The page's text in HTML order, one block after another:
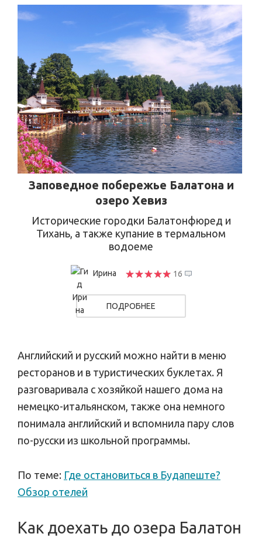
Заповедное побережье Балатона и
озеро Хевиз
Исторические городки Балатонфюред и
Тихань, а также купание в термальном
водоеме
Ирина 16
ПОДРОБНЕЕ
Английский и русский можно найти в меню
ресторанов и в туристических буклетах. Я
разговаривала с хозяйкой нашего дома на
немецко-итальянском, также она немного
понимала английский и вспомнила пару слов
по-русски из школьной программы.
По теме: Где остановиться в Будапеште?
Обзор отелей
Как доехать до озера Балатон